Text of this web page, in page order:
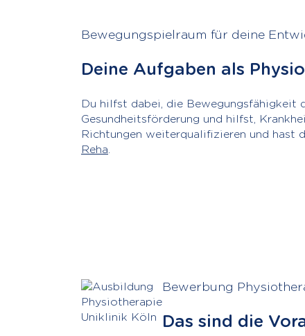
Deine Aufgaben als
Bewegungspielraum für deine
Du hilfst dabei, die Bewegungsfähigkeit
Gesundheitsförderung und hilfst,
Richtungen weiterqualifizieren und hast
Reha.
Das sind die
Bewerbung